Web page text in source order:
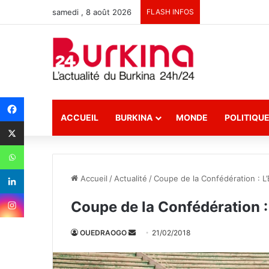
samedi , 8 août 2026 FLASH INFOS
ACCUEIL BURKINA MONDE POLITIQUE
Accueil / Actualité /Coupe de la Confédération :
Coupe de la Confédération
OUEDRAOGO
v
21/02/2018